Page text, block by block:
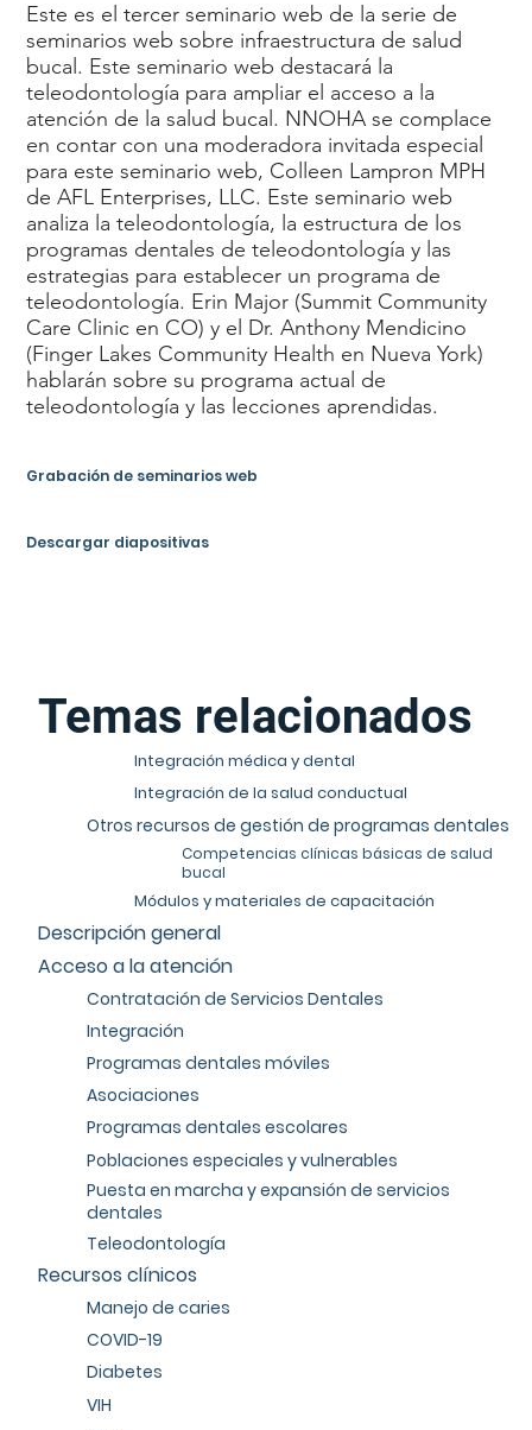
Temas relacionados
Integración médica y dental
Integración de la salud conductual
Otros recursos de gestión de programas dentales
Competencias clínicas básicas de salud
bucal
Módulos y materiales de capacitación
Descripción general
Acceso a la atención
Contratación de Servicios Dentales
Integración
Programas dentales móviles
Asociaciones
Programas dentales escolares
Poblaciones especiales y vulnerables
Puesta en marcha y expansión de servicios
dentales
Teleodontología
Recursos clínicos
Manejo de caries
COVID-19
Diabetes
VIH
Este es el tercer seminario web de la serie de
seminarios web sobre infraestructura de salud
bucal. Este seminario web destacará la
teleodontología para ampliar el acceso a la
atención de la salud bucal. NNOHA se complace
en contar con una moderadora invitada especial
para este seminario web, Colleen Lampron MPH
de AFL Enterprises, LLC. Este seminario web
analiza la teleodontología, la estructura de los
programas dentales de teleodontología y las
estrategias para establecer un programa de
teleodontología. Erin Major (Summit Community
Care Clinic en CO) y el Dr. Anthony Mendicino
(Finger Lakes Community Health en Nueva York)
hablarán sobre su programa actual de
teleodontología y las lecciones aprendidas.
Grabación de seminarios web
Descargar diapositivas